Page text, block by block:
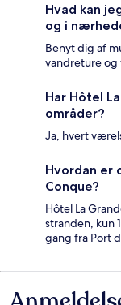
Hvad kan
og i
Benyt dig af
vandreture
Har Hôtel
områder?
Ja, hvert
Hvordan er
Conque?
Hôtel La
stranden, kun
gang fra Port